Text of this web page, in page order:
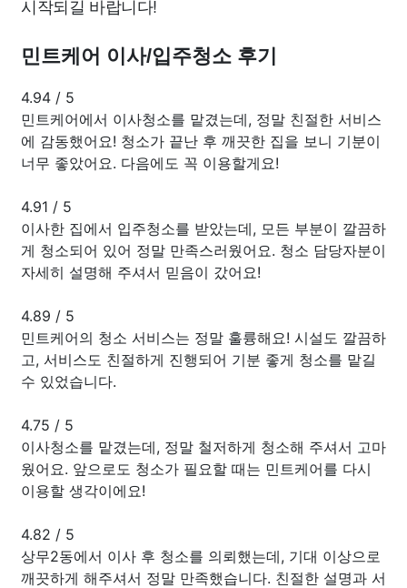
시작되길 바랍니다!
민트케어 이사/입주청소 후기
4.94 / 5
민트케어에서 이사청소를 맡겼는데, 정말 친절한 서비스
에 감동했어요! 청소가 끝난 후 깨끗한 집을 보니 기분이
너무 좋았어요. 다음에도 꼭 이용할게요!
4.91 / 5
이사한 집에서 입주청소를 받았는데, 모든 부분이 깔끔하
게 청소되어 있어 정말 만족스러웠어요. 청소 담당자분이
자세히 설명해 주셔서 믿음이 갔어요!
4.89 / 5
민트케어의 청소 서비스는 정말 훌륭해요! 시설도 깔끔하
고, 서비스도 친절하게 진행되어 기분 좋게 청소를 맡길
수 있었습니다.
4.75 / 5
이사청소를 맡겼는데, 정말 철저하게 청소해 주셔서 고마
웠어요. 앞으로도 청소가 필요할 때는 민트케어를 다시
이용할 생각이에요!
4.82 / 5
상무2동에서 이사 후 청소를 의뢰했는데, 기대 이상으로
깨끗하게 해주셔서 정말 만족했습니다. 친절한 설명과 서